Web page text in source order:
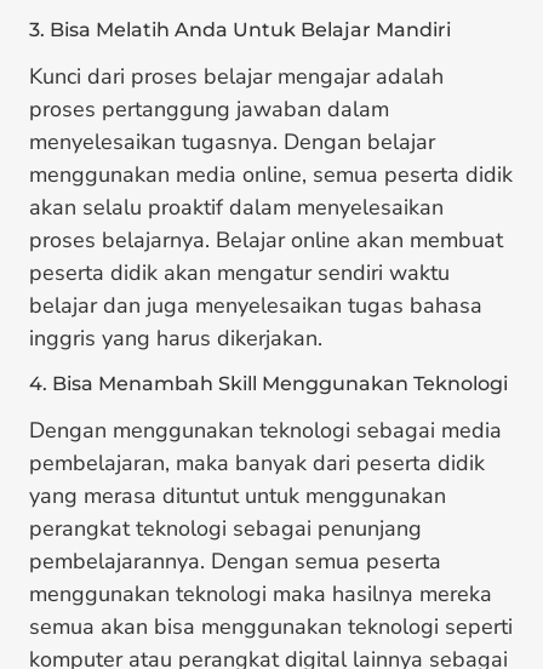
3. Bisa Melatih Anda Untuk Belajar Mandiri
Kunci dari proses belajar mengajar adalah
proses pertanggung jawaban dalam
menyelesaikan tugasnya. Dengan belajar
menggunakan media online, semua peserta didik
akan selalu proaktif dalam menyelesaikan
proses belajarnya. Belajar online akan membuat
peserta didik akan mengatur sendiri waktu
belajar dan juga menyelesaikan tugas bahasa
inggris yang harus dikerjakan.
4. Bisa Menambah Skill Menggunakan Teknologi
Dengan menggunakan teknologi sebagai media
pembelajaran, maka banyak dari peserta didik
yang merasa dituntut untuk menggunakan
perangkat teknologi sebagai penunjang
pembelajarannya. Dengan semua peserta
menggunakan teknologi maka hasilnya mereka
semua akan bisa menggunakan teknologi seperti
komputer atau perangkat digital lainnya sebagai